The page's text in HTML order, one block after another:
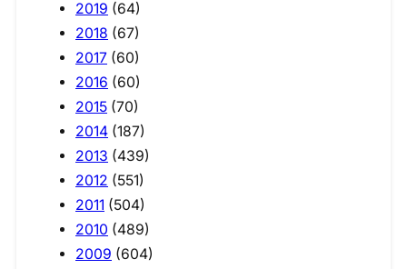
2019 (64)
2018 (67)
2017 (60)
2016 (60)
2015 (70)
2014 (187)
2013 (439)
2012 (551)
2011 (504)
2010 (489)
2009 (604)